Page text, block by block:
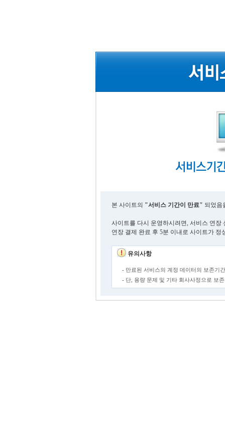
본 사이트의 "서비스 기간이 만료" 되었음
사이트를 다시 운영하시려면, 서비스 연장
연장 결제 완료 후 5분 이내로 사이트가 정
유의사항
- 만료된 서비스의 계정 데이터의 보존기
- 단, 용량 문제 및 기타 회사사정으로 보